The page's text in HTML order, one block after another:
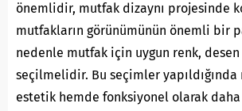
önemlidir, mutfak dizaynı projesinde
mutfakların görünümünün önemli bir
nedenle mutfak için uygun renk,
seçilmelidir. Bu seçimler
estetik hemde fonksiyonel olarak